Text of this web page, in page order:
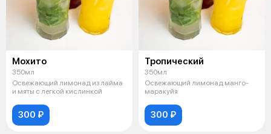
Мохито
350мл
Освежающий лимонад из лайма
и мяты с легкой кислинкой
300 ₽
Тропический
350мл
Освежающий лимонад манго-
маракуйя
300 ₽